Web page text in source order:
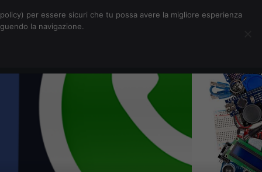
per essere sicuri che tu possa avere la migliore esperienza
la navigazione.